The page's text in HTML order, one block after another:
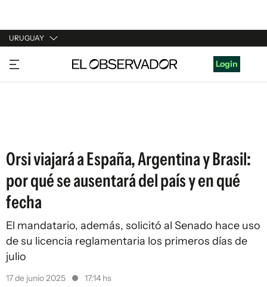
URUGUAY
URUGUAY
ARGENTINA
Login
Orsi viajará a España, Argentina y Brasil:
por qué se ausentará del país y en qué
fecha
El mandatario, además, solicitó al Senado hace uso
de su licencia reglamentaria los primeros días de
julio
17 de junio 2025 17:14 hs